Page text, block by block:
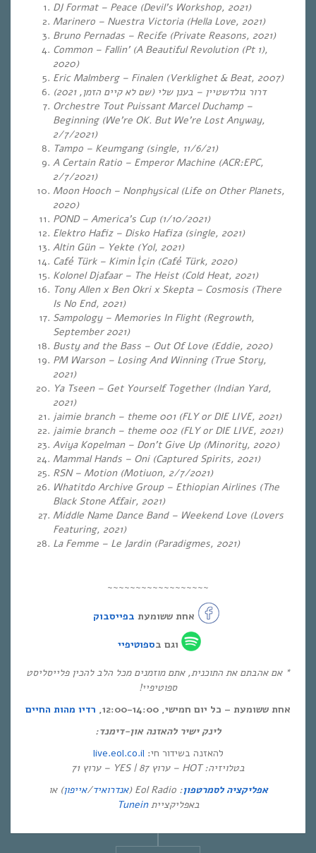
DJ Format – Peace (Devil’s Workshop, 2021)
Marinero – Nuestra Victoria (Hella Love, 2021)
Bruno Pernadas – Recife (Private Reasons, 2021)
Common – Fallin’ (A Beautiful Revolution (Pt 1),
2020)
Eric Malmberg – Finalen (Verklighet & Beat, 2007)
דרור גולדשטיין – בענן שלי (שם לא קיים הזמן, 2021)
Orchestre Tout Puissant Marcel Duchamp –
Beginning (We’re OK. But We’re Lost Anyway,
2/7/2021)
Tampo – Keumgang (single, 11/6/21)
A Certain Ratio – Emperor Machine (ACR:EPC,
2/7/2021)
Moon Hooch – Nonphysical (Life on Other Planets,
2020)
POND – America’s Cup (1/10/2021)
Elektro Hafiz – Disko Hafiza (single, 2021)
Altin Gün – Yekte (Yol, 2021)
Café Türk – Kimin İçin (Café Türk, 2020)
Kolonel Djafaar – The Heist (Cold Heat, 2021)
Tony Allen x Ben Okri x Skepta – Cosmosis (There
Is No End, 2021)
Sampology – Memories In Flight (Regrowth,
September 2021)
Busty and the Bass – Out Of Love (Eddie, 2020)
PM Warson – Losing And Winning (True Story,
2021)
Ya Tseen – Get Yourself Together (Indian Yard,
2021)
jaimie branch – theme 001 (FLY or DIE LIVE, 2021)
jaimie branch – theme 002 (FLY or DIE LIVE, 2021)
Aviya Kopelman – Don’t Give Up (Minority, 2020)
Mammal Hands – Oni (Captured Spirits, 2021)
RSN – Motion (Motiuon, 2/7/2021)
Whatitdo Archive Group – Ethiopian Airlines (The
Black Stone Affair, 2021)
Middle Name Dance Band – Weekend Love (Lovers
Featuring, 2021)
La Femme – Le Jardin (Paradigmes, 2021)
~~~~~~~~~~~~~~~~~~
אחת ששומעת בפייסבוק
וגם בספוטיפיי
* אם אהבתם את התוכנית, אתם מוזמנים מכל הלב להכין פלייסליסט
ספוטיפיי!
אחת ששומעת – כל יום חמישי, 12:00-14:00,
רדיו מהות החיים
לינק ישיר להאזנה און-דימנד:
להאזנה בשידור חי: live.eol.co.il
בטלויזיה: HOT – ערוץ 87 | YES – ערוץ 71
אפליקציה לסמרטפון: Eol Radio ( אנדרואיד/אייפון) או
באפליקצייתTunein